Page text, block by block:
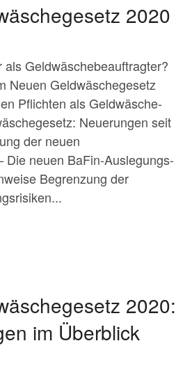
2020
Geldwäschebeauftragter?
Neuen Geldwäschegesetz
Pflichten als Geldwäsche-
Neuerungen seit
der neuen
Die neuen BaFin-Auslegungs-
Begrenzung der
2020:
im Überblick